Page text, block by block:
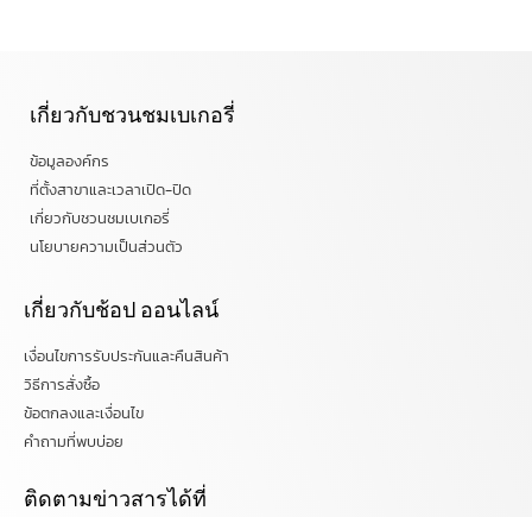
เกี่ยวกับชวนชมเบเกอรี่
ข้อมูลองค์กร
ที่ตั้งสาขาและเวลาเปิด-ปิด
เกี่ยวกับชวนชมเบเกอรี่
นโยบายความเป็นส่วนตัว
เกี่ยวกับช้อป ออนไลน์
เงื่อนไขการรับประกันและคืนสินค้า
วิธีการสั่งซื้อ
ข้อตกลงและเงื่อนไข
คำถามที่พบบ่อย
ติดตามข่าวสารได้ที่